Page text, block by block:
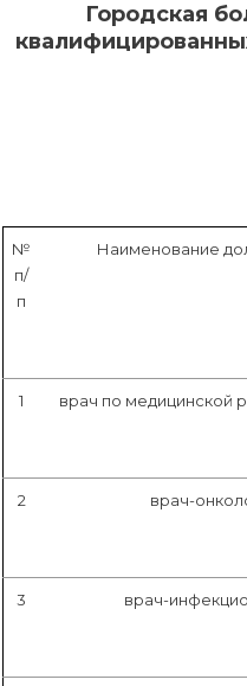
Городская
№
п/
п
Наименование
1 врач по медицинской
2 врач-
3 врач-